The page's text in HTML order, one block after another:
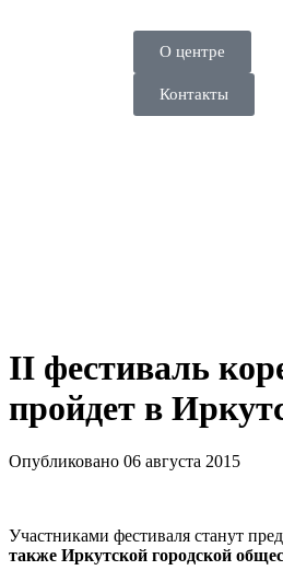
О центре
Контакты
II фестиваль
пройдет в
Опубликовано 06 августа 2015
Участниками фестиваля станут
также Иркутской городской